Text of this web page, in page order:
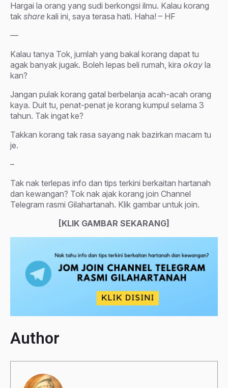
Hargai la orang yang sudi berkongsi ilmu. Kalau korang
tak share kali ini, saya terasa hati. Haha! – HF
—
Kalau tanya Tok, jumlah yang bakal korang dapat tu
agak banyak jugak. Boleh lepas beli rumah, kira okay la
kan?
Jangan pulak korang gatal berbelanja acah-acah orang
kaya. Duit tu, penat-penat je korang kumpul selama 3
tahun. Tak ingat ke?
Takkan korang tak rasa sayang nak bazirkan macam tu
je.
–
Tak nak terlepas info dan tips terkini berkaitan hartanah
dan kewangan? Tok nak ajak korang join Channel
Telegram rasmi Gilahartanah. Klik gambar untuk join.
[KLIK GAMBAR SEKARANG]
Author